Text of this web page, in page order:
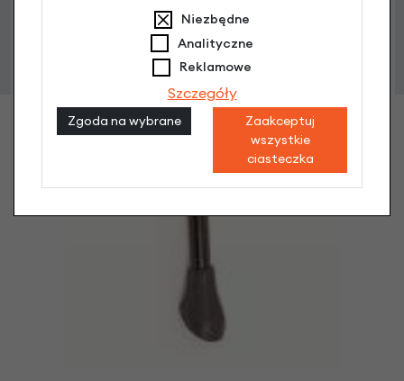
Niezbędne
Analityczne
Reklamowe
Szczegóły
Zgoda na wybrane
Zaakceptuj
wszystkie
ciasteczka